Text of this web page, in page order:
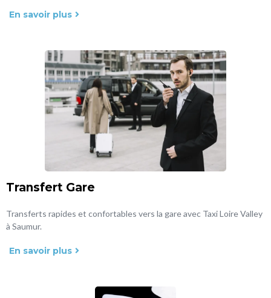
En savoir plus
Transfert Gare
Transferts rapides et confortables vers la gare avec Taxi Loire Valley
à Saumur.
En savoir plus